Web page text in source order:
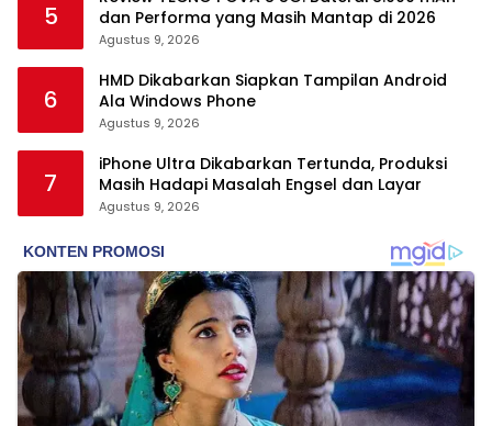
5
dan Performa yang Masih Mantap di 2026
Agustus 9, 2026
6
HMD Dikabarkan Siapkan Tampilan Android
Ala Windows Phone
Agustus 9, 2026
7
iPhone Ultra Dikabarkan Tertunda, Produksi
Masih Hadapi Masalah Engsel dan Layar
Agustus 9, 2026